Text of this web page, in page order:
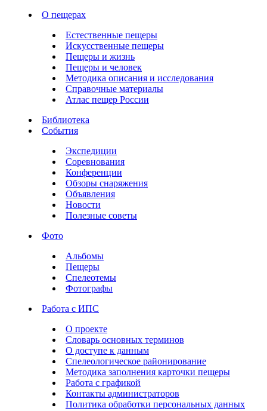
О пещерах
Естественные пещеры
Искусственные пещеры
Пещеры и жизнь
Пещеры и человек
Методика описания и исследования
Справочные материалы
Атлас пещер России
Библиотека
События
Экспедиции
Соревнования
Конференции
Обзоры снаряжения
Объявления
Новости
Полезные советы
Фото
Альбомы
Пещеры
Спелеотемы
Фотографы
Работа с ИПС
О проекте
Словарь основных терминов
О доступе к данным
Спелеологическое районирование
Методика заполнения карточки пещеры
Работа с графикой
Контакты администраторов
Политика обработки персональных данных